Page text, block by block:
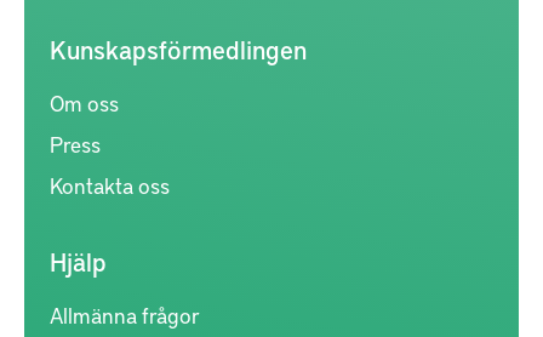
Kunskapsförmedlingen
Om oss
Press
Kontakta oss
Hjälp
Allmänna frågor